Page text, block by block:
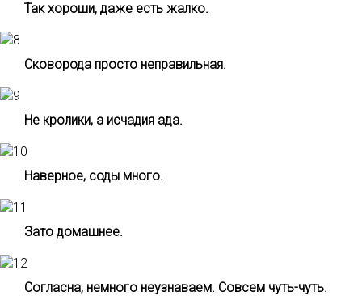
Так хороши, даже есть жалко.
Сковорода просто неправильная.
Не кролики, а исчадия ада.
Наверное, соды много.
Зато домашнее.
Согласна, немного неузнаваем. Совсем чуть-чуть.